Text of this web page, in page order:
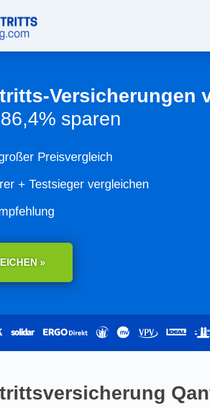
Versicherungen
sparen
Preisvergleich
+ Testsieger vergleichen
»